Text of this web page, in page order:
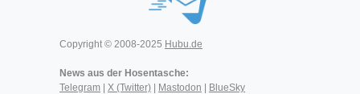
Copyright © 2008-2025 Hubu.de
News aus der Hosentasche:
Telegram
X (Twitter) Mastodon BlueSky